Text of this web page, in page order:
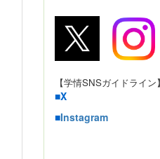
【学情SNSガイドライン】
■X
■Instagram